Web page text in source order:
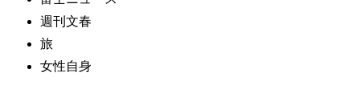
週刊文春
旅
女性自身